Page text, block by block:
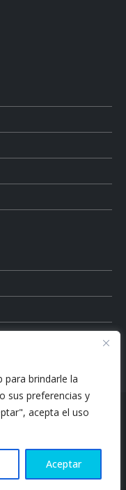
brindarle la
sus preferencias y
acepta el uso
Aceptar